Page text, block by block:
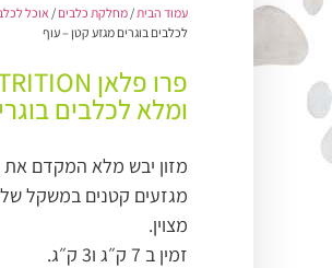
עמוד הבית/ מחלקת כלבים / אוכל
לכלבים בוגרים מגזע קטן – עוף
ומלא לכלבים
מזון יבש מלא המקדם את
מצוין.
זמין ב 7 ק״ג ו3 ק״ג.